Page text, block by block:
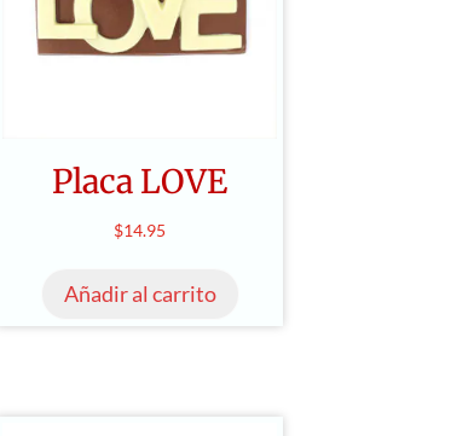
Placa LOVE
$14.95
Añadir al carrito